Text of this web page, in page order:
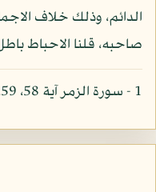
الدائم، وذلك خلاف
صاحبه، قلنا الاحباط
1 - سورة الزمر آية 58، 59.